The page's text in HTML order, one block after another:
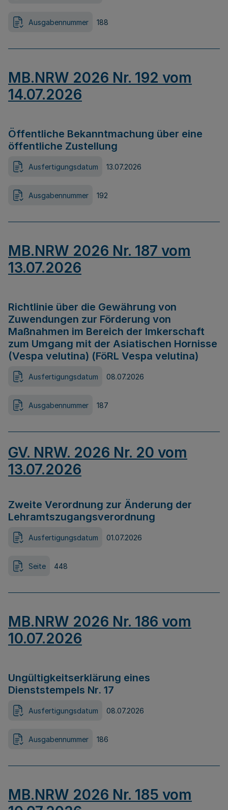
Ausgabennummer 188
MB.NRW 2026 Nr. 192 vom
14.07.2026
Öffentliche Bekanntmachung über eine
öffentliche Zustellung
Ausfertigungsdatum 13.07.2026
Ausgabennummer 192
MB.NRW 2026 Nr. 187 vom
13.07.2026
Richtlinie über die Gewährung von
Zuwendungen zur Förderung von
Maßnahmen im Bereich der Imkerschaft
zum Umgang mit der Asiatischen Hornisse
(Vespa velutina) (FöRL Vespa velutina)
Ausfertigungsdatum 08.07.2026
Ausgabennummer 187
GV. NRW. 2026 Nr. 20 vom
13.07.2026
Zweite Verordnung zur Änderung der
Lehramtszugangsverordnung
Ausfertigungsdatum 01.07.2026
Seite 448
MB.NRW 2026 Nr. 186 vom
10.07.2026
Ungültigkeitserklärung eines
Dienststempels Nr. 17
Ausfertigungsdatum 08.07.2026
Ausgabennummer 186
MB.NRW 2026 Nr. 185 vom